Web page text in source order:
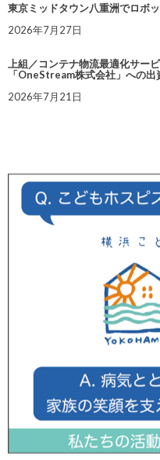
東京ミッドタウン八重洲でロボ
2026年7月27日
上組／コンテナ物流最適化サー
「OneStream株式会社」への出
2026年7月21日